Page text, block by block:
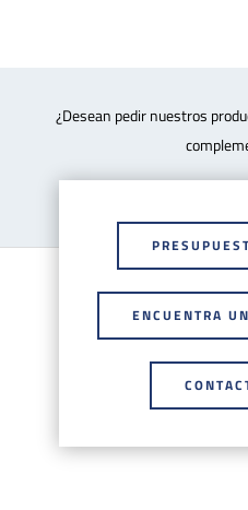
¿Desean pedir nuestros
ENCUENTRA